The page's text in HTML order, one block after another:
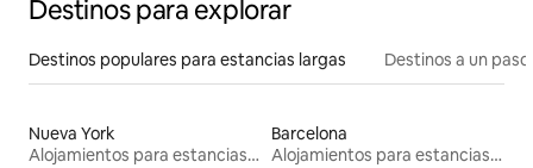
Destinos para explorar
Destinos populares para estancias largas Destinos a un
Nueva York
Alojamientos para estancias largas
Barcelona
Alojamientos para estancias largas